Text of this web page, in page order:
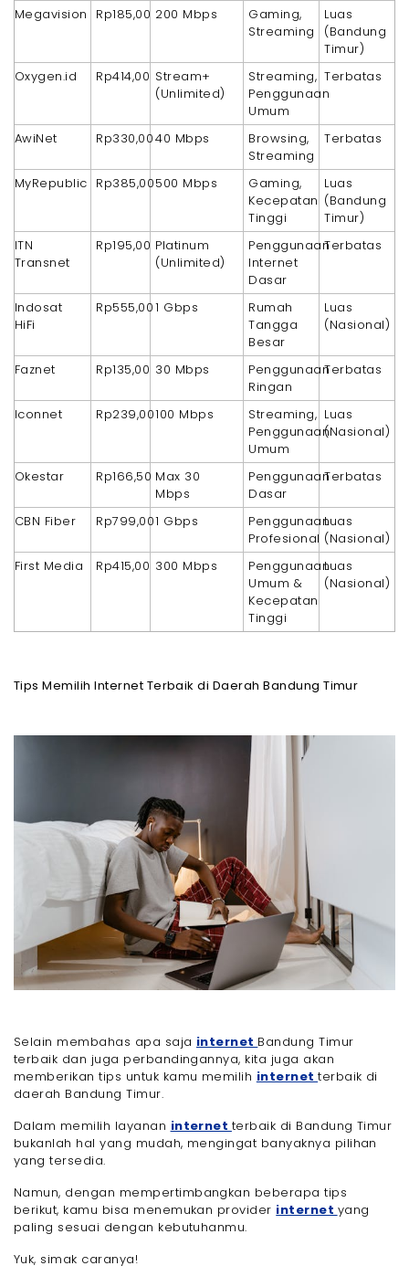
Megavision Rp185,00 200 Mbps
Gaming,
Streaming
Luas
(Bandung
Timur)
Oxygen.id
Rp414,00 Stream+
(Unlimited)
Streaming,
Penggunaan
Umum
Terbatas
AwiNet Rp330,0040 Mbps
Browsing,
Streaming
Terbatas
MyRepublic Rp385,00500 Mbps
Gaming,
Kecepatan
Tinggi
Luas
(Bandung
Timur)
ITN
Transnet
Rp195,00 Platinum
(Unlimited)
Penggunaan
Internet
Dasar
Terbatas
Indosat
HiFi
Rp555,001 Gbps
Rumah
Tangga
Besar
Luas
(Nasional)
Faznet Rp135,00 30 Mbps
Penggunaan
Ringan
Terbatas
Iconnet Rp239,00100 Mbps
Streaming,
Penggunaan
Umum
Luas
(Nasional)
Okestar Rp166,50 Max 30
Mbps
Penggunaan
Dasar
Terbatas
CBN Fiber Rp799,001 Gbps
Penggunaan
Profesional
Luas
(Nasional)
First Media
Rp415,00 300 Mbps
Penggunaan
Umum &
Kecepatan
Tinggi
Luas
(Nasional)
Tips Memilih Internet Terbaik di Daerah Bandung Timur
Selain membahas apa saja internet Bandung Timur
terbaik dan juga perbandingannya, kita juga akan
memberikan tips untuk kamu memilih internetterbaik di
daerah Bandung Timur.
Dalam memilih layanan internet terbaik di Bandung Timur
bukanlah hal yang mudah, mengingat banyaknya pilihan
yang tersedia.
Namun, dengan mempertimbangkan beberapa tips
berikut, kamu bisa menemukan provider internet yang
paling sesuai dengan kebutuhanmu.
Yuk, simak caranya!